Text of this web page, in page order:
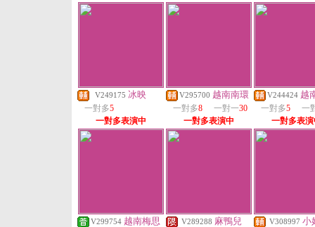
V249175 冰映
一對多5
一對多表演中
V295700 越南南環
一對多8 一對一30
一對多表演中
V244424 越
一對多5
一
一對多表
V299754 越南梅思 V289288 麻鴨兒 V308997 小